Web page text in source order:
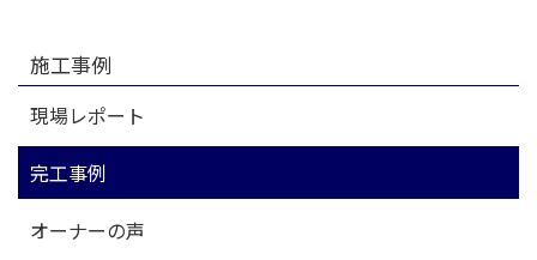
施工事例
現場レポート
完工事例
オーナーの声